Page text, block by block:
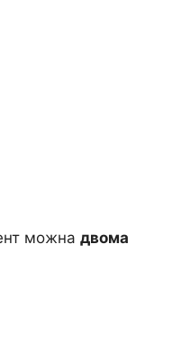
можна двома